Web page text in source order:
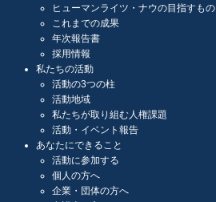
ヒューマンライツ・ナウの目指すもの
これまでの成果
年次報告書
採用情報
私たちの活動
活動の3つの柱
活動地域
私たちが取り組む人権課題
活動・イベント報告
あなたにできること
活動に参加する
個人の方へ
企業・団体の方へ